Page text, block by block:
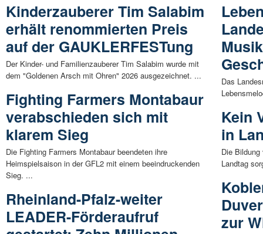
Kinderzauberer Tim Salabim
erhält renommierten Preis
auf der GAUKLERFESTung
Der Kinder- und Familienzauberer Tim Salabim wurde mit
dem "Goldenen Arsch mit Ohren" 2026 ausgezeichnet. ...
Fighting Farmers Montabaur
verabschieden sich mit
klarem Sieg
Die Fighting Farmers Montabaur beendeten ihre
Heimspielsaison in der GFL2 mit einem beeindruckenden
Sieg. ...
Rheinland-Pfalz-weiter
LEADER-Förderaufruf
Das
Kein
in
Die
Landtag
zur